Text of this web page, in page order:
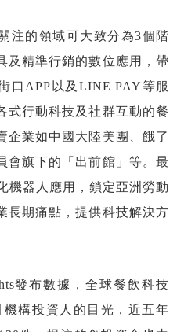
注的領域可大致分為3個階
及精準行銷的數位應用，帶
口APP以及LINE PAY等服
式行動科技及社群互動的餐
企業如中國大陸美團、餓了
會旗下的「出前館」等。最
機器人應用，鎖定亞洲勞動
長期痛點，提供科技解決方
發布數據，全球餐飲科技
機構投資人的目光，近五年